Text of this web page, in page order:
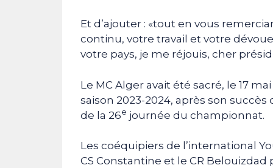
Et d’ajouter : «tout en vous
continu, votre travail et votre
votre pays, je me réjouis, cher
Le MC Alger avait été sacré, le 17
saison 2023-2024, après son succès
de la 26e journée du championnat.
Les coéquipiers de l’international
CS Constantine et le CR